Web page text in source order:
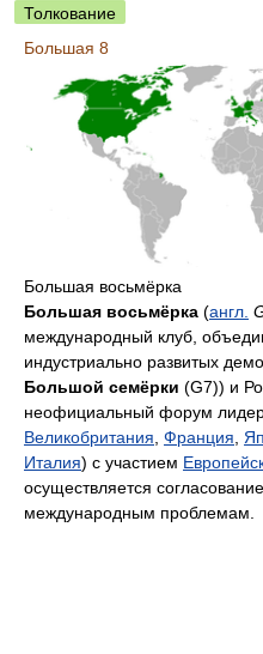
Толкование
Большая 8
Большая восьмёрка
Большая восьмёрка (англ.
международный клуб,
индустриально развитых
Большой семёрки (G7)) и
неофициальный форум
Великобритания, Франция,
Италия) с участием
осуществляется
международным проблемам.